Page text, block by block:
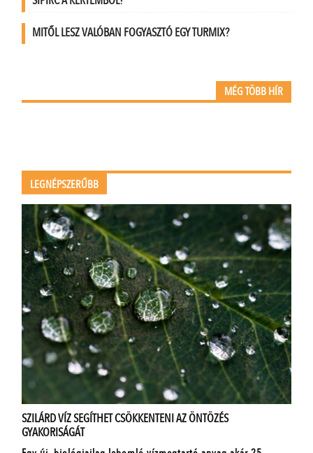
MITŐL LESZ VALÓBAN FOGYASZTÓ EGY TURMIX?
MÉG TÖBB HÍR
LEGNÉPSZERŰBB